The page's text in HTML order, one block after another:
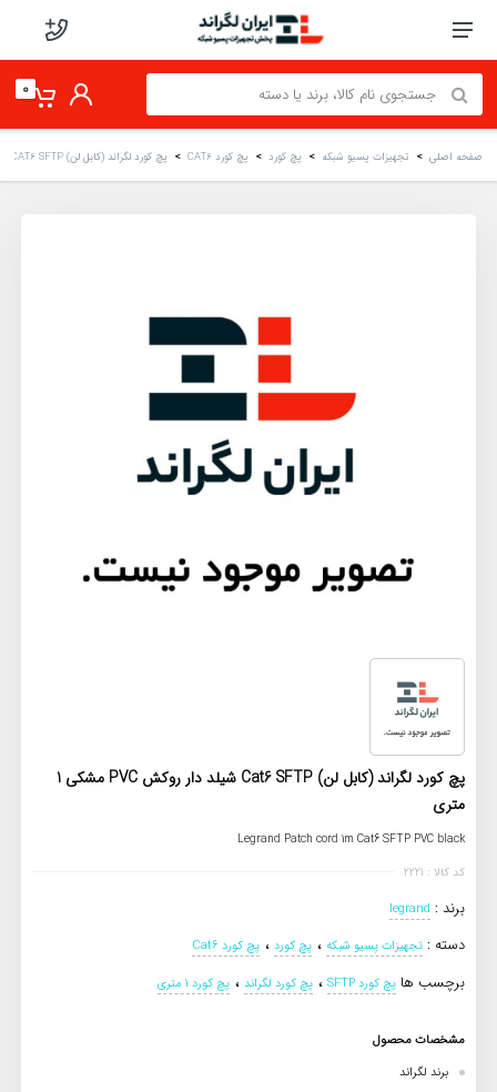
0
صفحه اصلی تجهیزات پسیو شبکه پچ کورد پچ کورد CAT6 پچ کورد لگراند (کابل لن) CAT6 SFTP شیلد دار روکش PVC مشکی 1 متری
پچ کورد لگراند (کابل لن) Cat6 SFTP شیلد دار روکش PVC مشکی 1
متری
Legrand Patch cord 1m Cat6 SFTP PVC black
کد کالا : 2221
برند : legrand
دسته : تجهیزات پسیو شبکه ، پچ کورد ، پچ کورد Cat6
برچسب ها پچ کورد SFTP ، پچ کورد لگراند ، پچ کورد 1 متری
مشخصات محصول
برند لگراند